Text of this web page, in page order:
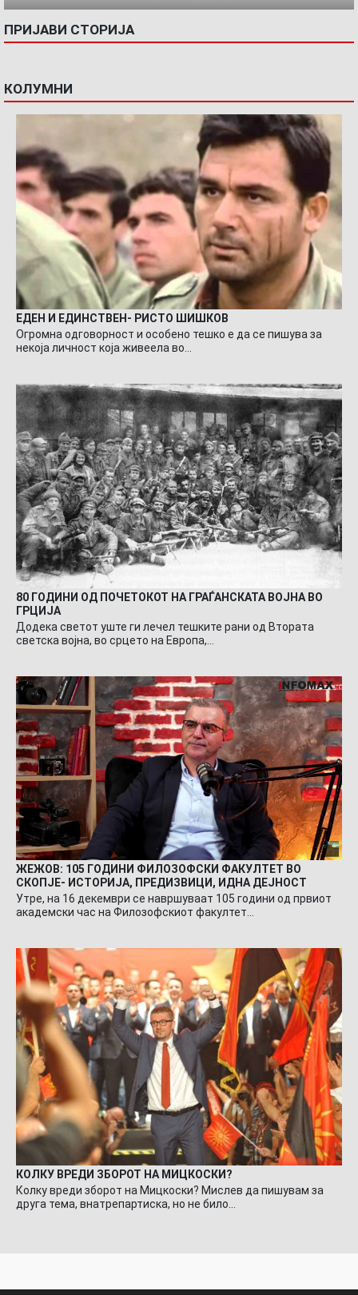
ПРИЈАВИ СТОРИЈА
КОЛУМНИ
ЕДЕН И ЕДИНСТВЕН- РИСТО ШИШКОВ
Огромна одговорност и особено тешко е да се пишува за
некоја личност која живеела во…
80 ГОДИНИ ОД ПОЧЕТОКОТ НА ГРАЃАНСКАТА ВОЈНА ВО
ГРЦИЈА
Додека светот уште ги лечел тешките рани од Втората
светска војна, во срцето на Европа,…
ЖЕЖОВ: 105 ГОДИНИ ФИЛОЗОФСКИ ФАКУЛТЕТ ВО
СКОПЈЕ- ИСТОРИЈА, ПРЕДИЗВИЦИ, ИДНА ДЕЈНОСТ
Утре, на 16 декември се навршуваат 105 години од првиот
академски час на Филозофскиот факултет…
КОЛКУ ВРЕДИ ЗБОРОТ НА МИЦКОСКИ?
Колку вреди зборот на Мицкоски? Мислев да пишувам за
друга тема, внатрепартиска, но не било…